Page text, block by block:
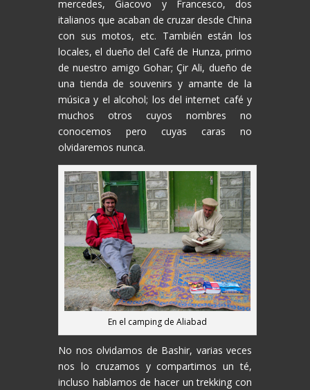
mercedes, Giacovo y Francesco, dos
italianos que acaban de cruzar desde China
con sus motos, etc. También están los
locales, el dueño del Café de Hunza, primo
de nuestro amigo Gohar; Çir Ali, dueño de
una tienda de souvenirs y amante de la
música y el alcohol; los del internet café y
muchos otros cuyos nombres no
conocemos pero cuyas caras no
olvidaremos nunca.
En el camping de Aliabad
No nos olvidamos de Bashir, varias veces
nos lo cruzamos y compartimos un té,
incluso hablamos de hacer un trekking con